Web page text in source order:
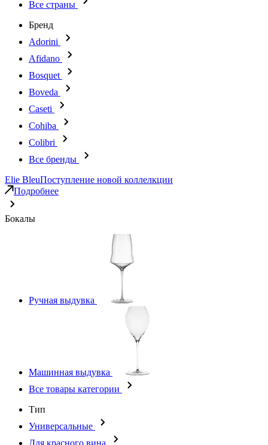
Все страны
Бренд
Adorini
Afidano
Bosquet
Boveda
Caseti
Cohiba
Colibri
Все бренды
Elie BleuПоступление новой коллелкции
Подробнее
Бокалы
Ручная выдувка
Машинная выдувка
Все товары категории
Тип
Универсальные
Для красного вина